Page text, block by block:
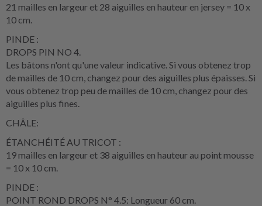
21 mailles en largeur et 28 aiguilles en hauteur en jersey = 10 x
10 cm.
PINDE :
DROPS PIN NO 4.
Les bâtons n'ont qu'une valeur indicative. Si vous obtenez trop
de mailles de 10 cm, changez pour des aiguilles plus épaisses. Si
vous obtenez trop peu de mailles de 10 cm, changez pour des
aiguilles plus fines.
CHÂLE:
ÉTANCHÉITÉ AU TRICOT :
19 mailles en largeur et 38 aiguilles en hauteur au point mousse
= 10 x 10 cm.
PINDE :
POINT ROND DROPS N° 4.5: Longueur 60 cm.